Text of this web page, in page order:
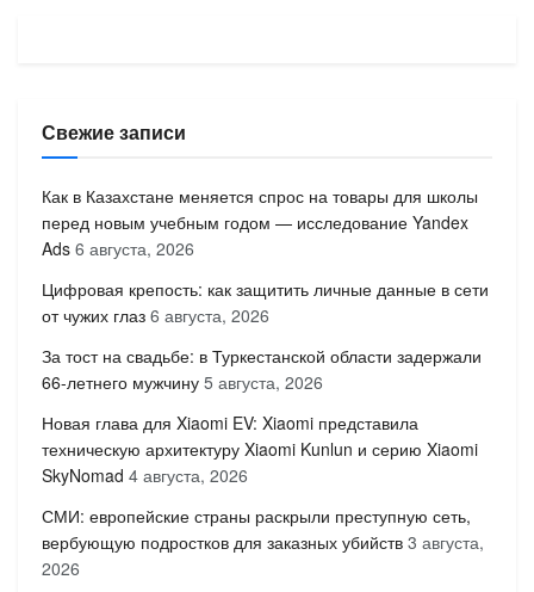
Свежие записи
Как в Казахстане меняется спрос на товары для школы
перед новым учебным годом — исследование Yandex
Ads 6 августа, 2026
Цифровая крепость: как защитить личные данные в сети
от чужих глаз 6 августа, 2026
За тост на свадьбе: в Туркестанской области задержали
66-летнего мужчину 5 августа, 2026
Новая глава для Xiaomi EV: Xiaomi представила
техническую архитектуру Xiaomi Kunlun и серию Xiaomi
SkyNomad 4 августа, 2026
СМИ: европейские страны раскрыли преступную сеть,
вербующую подростков для заказных убийств 3 августа,
2026